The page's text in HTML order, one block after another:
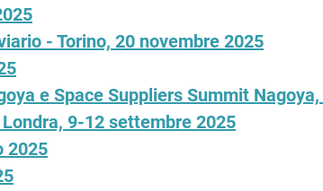
- Torino, 20 novembre 2025
e Space Suppliers Summit
9-12 settembre 2025
2025